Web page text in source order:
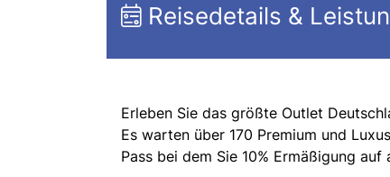
Reisedetails &
Erleben Sie das größte Outlet
Es warten über 170 Premium und
Pass bei dem Sie 10% Ermäßigung